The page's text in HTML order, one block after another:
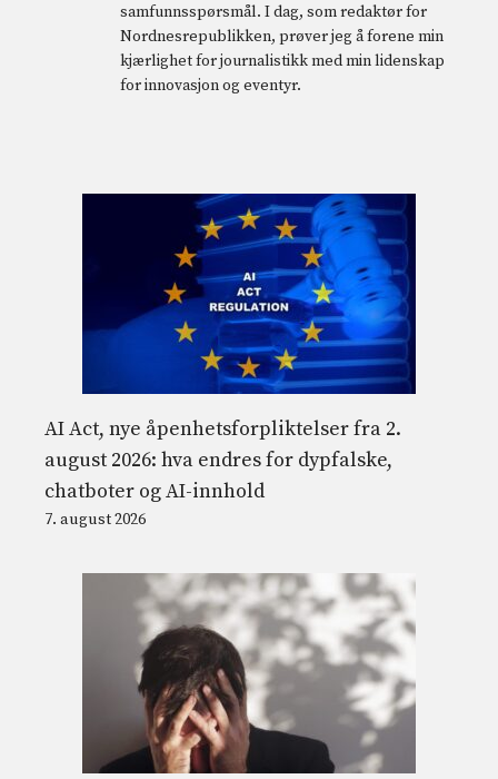
samfunnsspørsmål. I dag, som redaktør for
Nordnesrepublikken, prøver jeg å forene min
kjærlighet for journalistikk med min lidenskap
for innovasjon og eventyr.
AI Act, nye åpenhetsforpliktelser fra 2.
august 2026: hva endres for dypfalske,
chatboter og AI-innhold
7. august 2026